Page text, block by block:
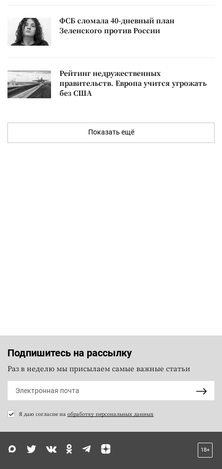
ФСБ сломала 40-дневный план
Зеленского против России
Рейтинг недружественных
правительств. Европа учится угрожать
без США
Показать ещё
Подпишитесь на рассылку
Раз в неделю мы присылаем самые важные статьи
Я даю согласие на обработку персональных данных
18+